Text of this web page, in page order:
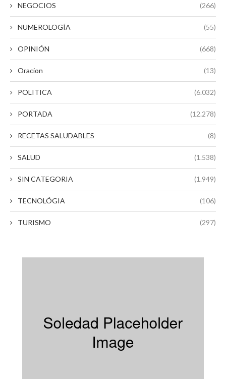
NEGOCIOS (266)
NUMEROLOGÍA (55)
OPINIÓN (668)
Oracion (13)
POLITICA (6.032)
PORTADA (12.278)
RECETAS SALUDABLES (8)
SALUD (1.538)
SIN CATEGORIA (1.949)
TECNOLÓGIA (106)
TURISMO (297)